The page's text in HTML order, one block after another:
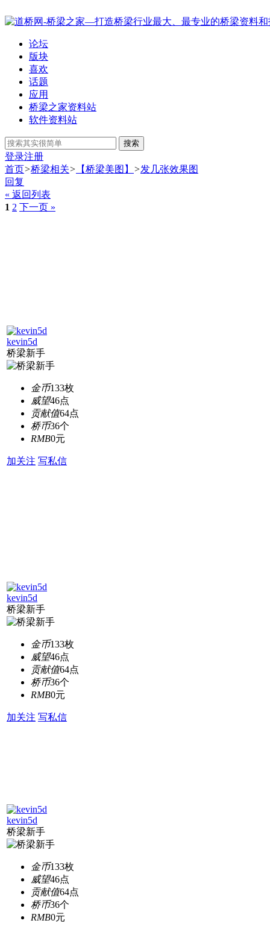
论坛
版块
喜欢
话题
应用
桥梁之家资料站
软件资料站
搜索
登录注册
首页>桥梁相关> 【桥梁美图】 >发几张效果图
回复
« 返回列表
1 2 下一页 »
kevin5d
桥梁新手
金币133枚
威望46点
贡献值64点
桥币36个
RMB0元
加关注 写私信
kevin5d
桥梁新手
金币133枚
威望46点
贡献值64点
桥币36个
RMB0元
加关注 写私信
kevin5d
桥梁新手
金币133枚
威望46点
贡献值64点
桥币36个
RMB0元